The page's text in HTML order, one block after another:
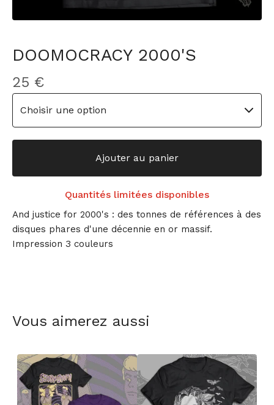
DOOMOCRACY 2000'S
25 €
Ajouter au panier
Quantités limitées disponibles
And justice for 2000's : des tonnes de références à des
disques phares d'une décennie en or massif.
Impression 3 couleurs
Vous aimerez aussi